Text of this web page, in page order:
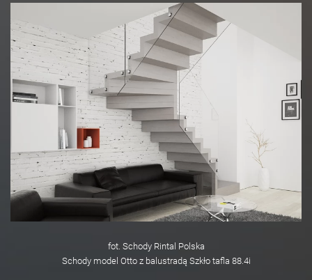
fot. Schody Rintal Polska
Schody model Otto z balustradą Szkło tafla 88.4i